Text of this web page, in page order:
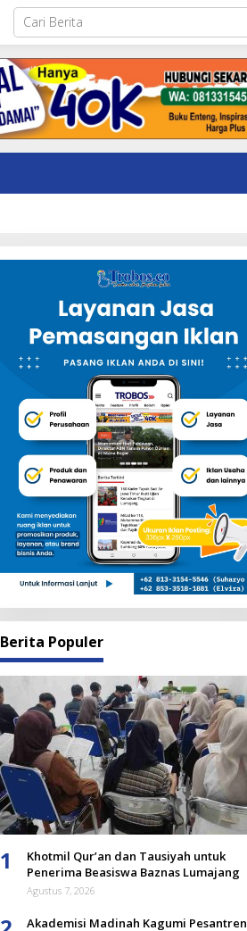
Berita Populer
1
Khotmil Qur’an dan Tausiyah untuk
Penerima Beasiswa Baznas Lumajang
Agustus 7, 2026
Akademisi Madinah Kagumi Pesantren